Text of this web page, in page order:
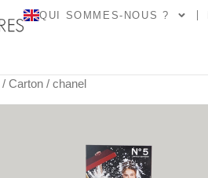
QUI SOMMES-NOUS ?
/ Carton / chanel